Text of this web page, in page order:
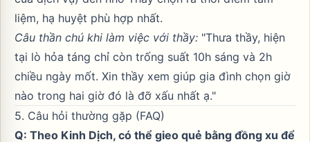
liệm, hạ huyệt phù hợp nhất.
Câu thần chú khi làm việc với thầy: "Thưa thầy, hiện
tại lò hỏa táng chỉ còn trống suất 10h sáng và 2h
chiều ngày mốt. Xin thầy xem giúp gia đình chọn giờ
nào trong hai giờ đó là đỡ xấu nhất ạ."
5. Câu hỏi thường gặp (FAQ)
Q: Theo Kinh Dịch, có thể gieo quẻ bằng đồng xu để